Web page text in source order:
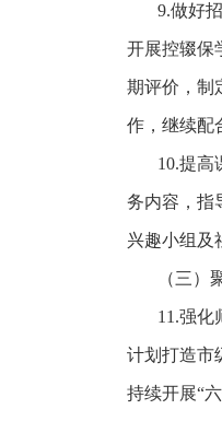
9.做好
开展控辍保
期评价，制
作，继续配
10.提高
务内容，指
兴趣小组及
（三）
11.强化
计划打造市
持续开展“